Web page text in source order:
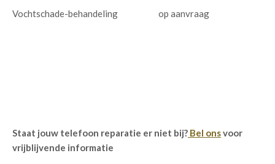
Vochtschade-behandeling op aanvraag
Staat jouw telefoon reparatie er niet bij? Bel onsvoor
vrijblijvende informatie